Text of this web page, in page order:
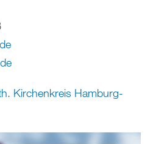
de
Kirchenkreis Hamburg-